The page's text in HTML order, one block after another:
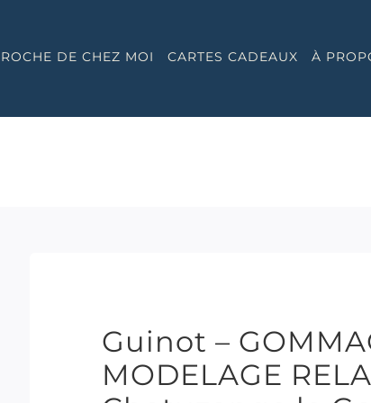
DE CHEZ MOI CARTES CADEAUX À
Guinot –
MODELAGE